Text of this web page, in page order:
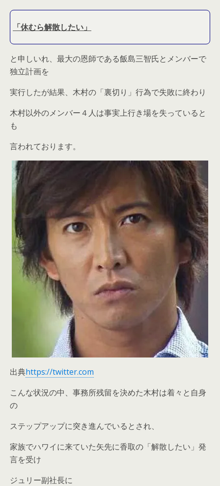
「休むら解散したい」
と申しいれ、最大の恩師である飯島三智氏とメンバーで
独立計画を
実行したが結果、木村の「裏切り」行為で失敗に終わり
木村以外のメンバー４人は事実上行き場を失っていると
も
言われております。
出典https://twitter.com
こんな状況の中、事務所残留を決めた木村は着々と自身
の
ステップアップに突き進んでいるとされ、
家族でハワイに来ていた矢先に香取の「解散したい」発
言を受け
ジュリー副社長に